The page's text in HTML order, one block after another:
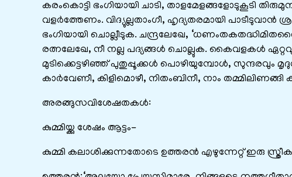
കരംകൊട്ടി ഭംഗിയായി ചാടി, താളമേളങ്ങളോടുകൂടി
വളര്‍ത്തേണം. വിദ്യുല്ലതാംഗീ, ഹൃദ്യതരമായി പാടീടുവാന്‍
ഭംഗിയായി ചൊല്ലീടുക. ചന്ദ്രലേഖേ,
രത്നലേഖേ, നീ നല്ല പദ്യങ്ങള്‍ ചൊല്ലുക. കൈവളകള്‍
മുടിക്കെട്ടഴിഞ്ഞ് പുതുപ്പൂക്കള്‍ പൊഴിയുമ്പോള്‍,
കാര്‍വേണീ, കിളിമൊഴീ, നിതംബിനീ, നാം തമ്മിലിണങ്ങി
അരങ്ങുസവിശേഷതകൾ:
കുമ്മിയ്ക്കു ശേഷം ആട്ടം-
കുമ്മി കലാശിക്കുന്നതോടെ ഉത്തരന്‍ എഴുന്നേറ്റ് ഇരു